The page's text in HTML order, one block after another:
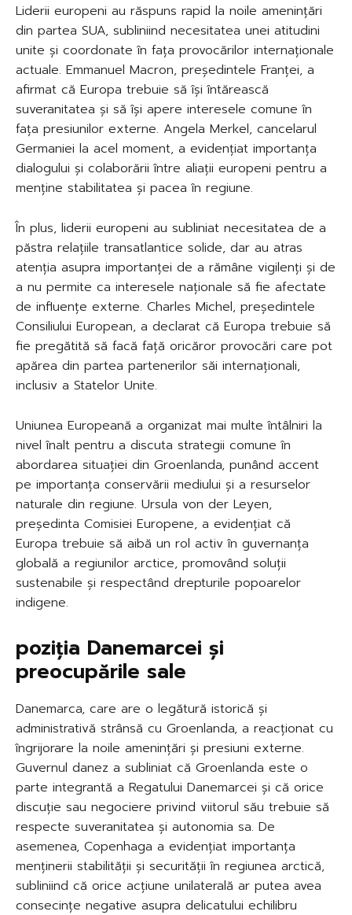
Liderii europeni au răspuns rapid la noile amenințări
din partea SUA, subliniind necesitatea unei atitudini
unite și coordonate în fața provocărilor internaționale
actuale. Emmanuel Macron, președintele Franței, a
afirmat că Europa trebuie să își întărească
suveranitatea și să își apere interesele comune în
fața presiunilor externe. Angela Merkel, cancelarul
Germaniei la acel moment, a evidențiat importanța
dialogului și colaborării între aliații europeni pentru a
menține stabilitatea și pacea în regiune.
În plus, liderii europeni au subliniat necesitatea de a
păstra relațiile transatlantice solide, dar au atras
atenția asupra importanței de a rămâne vigilenți și de
a nu permite ca interesele naționale să fie afectate
de influențe externe. Charles Michel, președintele
Consiliului European, a declarat că Europa trebuie să
fie pregătită să facă față oricăror provocări care pot
apărea din partea partenerilor săi internaționali,
inclusiv a Statelor Unite.
Uniunea Europeană a organizat mai multe întâlniri la
nivel înalt pentru a discuta strategii comune în
abordarea situației din Groenlanda, punând accent
pe importanța conservării mediului și a resurselor
naturale din regiune. Ursula von der Leyen,
președinta Comisiei Europene, a evidențiat că
Europa trebuie să aibă un rol activ în guvernanța
globală a regiunilor arctice, promovând soluții
sustenabile și respectând drepturile popoarelor
indigene.
poziția Danemarcei și
preocupările sale
Danemarca, care are o legătură istorică și
administrativă strânsă cu Groenlanda, a reacționat cu
îngrijorare la noile amenințări și presiuni externe.
Guvernul danez a subliniat că Groenlanda este o
parte integrantă a Regatului Danemarcei și că orice
discuție sau negociere privind viitorul său trebuie să
respecte suveranitatea și autonomia sa. De
asemenea, Copenhaga a evidențiat importanța
menținerii stabilității și securității în regiunea arctică,
subliniind că orice acțiune unilaterală ar putea avea
consecințe negative asupra delicatului echilibru